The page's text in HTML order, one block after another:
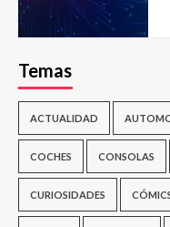
Temas
ACTUALIDAD
COCHES CONSOLAS
CURIOSIDADES